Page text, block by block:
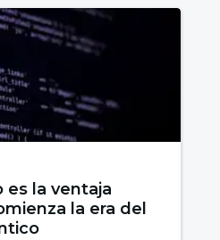
es la ventaja
la era del